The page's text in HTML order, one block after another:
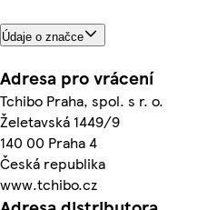
Údaje o značce
Adresa pro vrácení
Tchibo Praha, spol. s r. o.
Želetavská 1449/9
140 00 Praha 4
Česká republika
www.tchibo.cz